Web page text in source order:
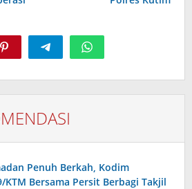
Penuh Berkah, Kodim
KTM Bersama Persit Berbagi Takjil